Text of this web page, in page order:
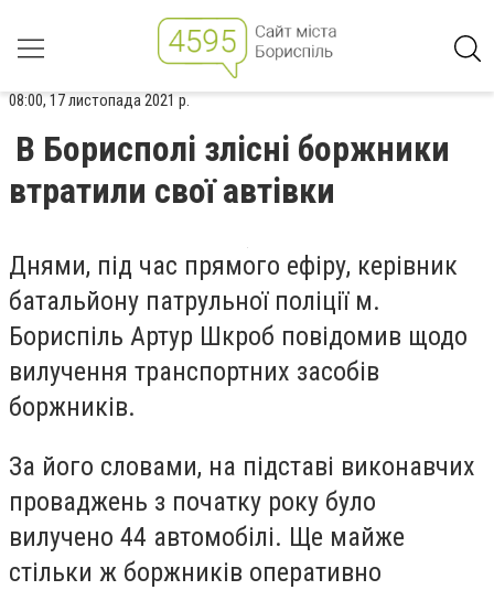
08:00, 17 листопада 2021 р.
В Борисполі злісні боржники
втратили свої автівки
Днями, під час прямого ефіру, керівник
батальйону патрульної поліції м.
Бориспіль Артур Шкроб повідомив щодо
вилучення транспортних засобів
боржників.
За його словами, на підставі виконавчих
проваджень з початку року було
вилучено 44 автомобілі. Ще майже
стільки ж боржників оперативно